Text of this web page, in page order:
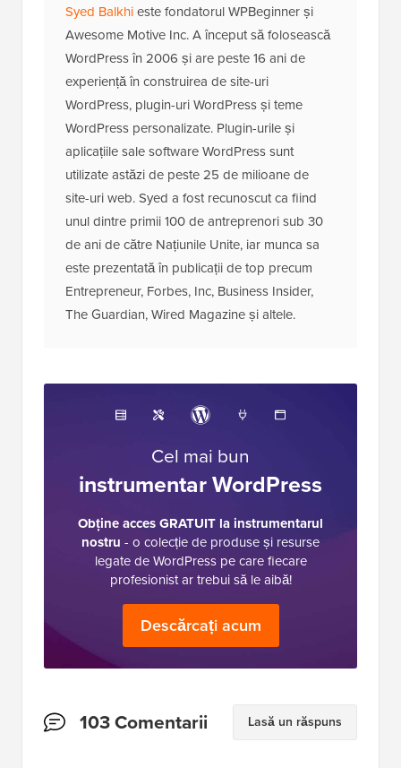
Syed Balkhieste fondatorul WPBeginner și
Awesome Motive Inc. A început să folosească
WordPress în 2006 și are peste 16 ani de
experiență în construirea de site-uri
WordPress, plugin-uri WordPress și teme
WordPress personalizate. Plugin-urile și
aplicațiile sale software WordPress sunt
utilizate astăzi de peste 25 de milioane de
site-uri web. Syed a fost recunoscut ca fiind
unul dintre primii 100 de antreprenori sub 30
de ani de către Națiunile Unite, iar munca sa
este prezentată în publicații de top precum
Entrepreneur, Forbes, Inc, Business Insider,
The Guardian, Wired Magazine și altele.
Cel mai bun
instrumentar WordPress
Obține acces GRATUIT la instrumentarul
nostru - o colecție de produse și resurse
legate de WordPress pe care fiecare
profesionist ar trebui să le aibă!
Descărcați acum
Interacțiuni
103 Comentarii Lasă un răspuns